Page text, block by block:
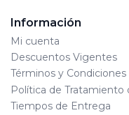
Información
Mi cuenta
Descuentos Vigentes
Términos y Condiciones
Política de
Tiempos de Entrega